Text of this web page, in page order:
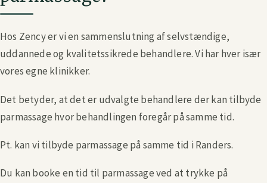
Hos Zency er vi en sammenslutning af selvstændige,
uddannede og kvalitetssikrede behandlere. Vi har hver især
vores egne klinikker.
Det betyder, at det er udvalgte behandlere der kan tilbyde
parmassage hvor behandlingen foregår på samme tid.
Pt. kan vi tilbyde parmassage på samme tid i Randers.
Du kan booke en tid til parmassage ved at trykke på